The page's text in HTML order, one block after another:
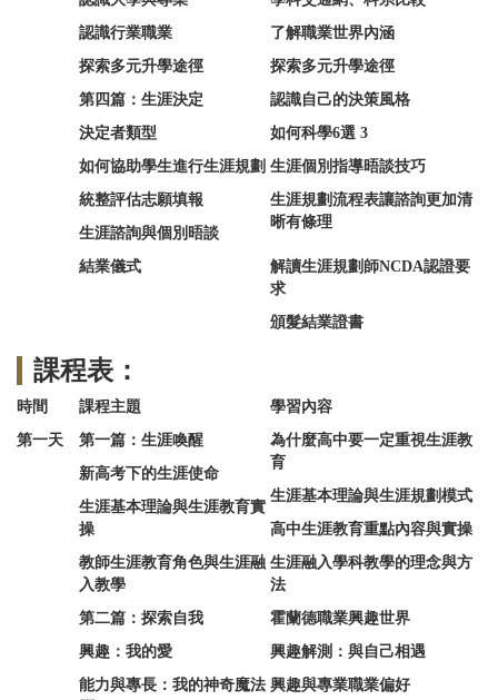
認識行業職業
探索多元升學途徑
了解職業世界內涵
探索多元升學途徑
第四篇：生涯決定
決定者類型
如何協助學生進行生涯規劃
統整評估志願填報
生涯諮詢與個別晤談
認識自己的決策風格
如何科學6選 3
生涯個別指導晤談技巧
生涯規劃流程表讓諮詢更加清
晰有條理
結業儀式
解讀生涯規劃師NCDA認證要
求
頒髮結業證書
課程表：
時間 課程主題
學習內容
第一天
第一篇：生涯喚醒
新高考下的生涯使命
生涯基本理論與生涯教育實
操
教師生涯教育角色與生涯融
入教學
為什麼高中要一定重視生涯教
育
生涯基本理論與生涯規劃模式
高中生涯教育重點內容與實操
生涯融入學科教學的理念與方
法
第二篇：探索自我
興趣：我的愛
能力與專長：我的神奇魔法
霍蘭德職業興趣世界
興趣解測：與自己相遇
興趣與專業職業偏好